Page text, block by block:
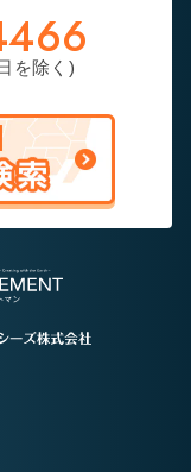
を除く)